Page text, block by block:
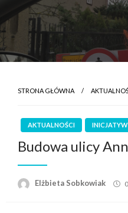
STRONA GŁÓWNA
AKTUALNOŚCI
Budowa ulicy
Elżbieta Sobkowiak